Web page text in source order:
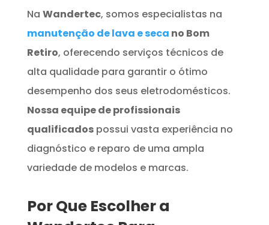
Na Wandertec, somos especialistas na
manutenção de lava e seca no Bom
Retiro, oferecendo serviços técnicos de
alta qualidade para garantir o ótimo
desempenho dos seus eletrodomésticos.
Nossa equipe de profissionais
qualificadospossui vasta experiência no
diagnóstico e reparo de uma ampla
variedade de modelos e marcas.
Por Que Escolher a